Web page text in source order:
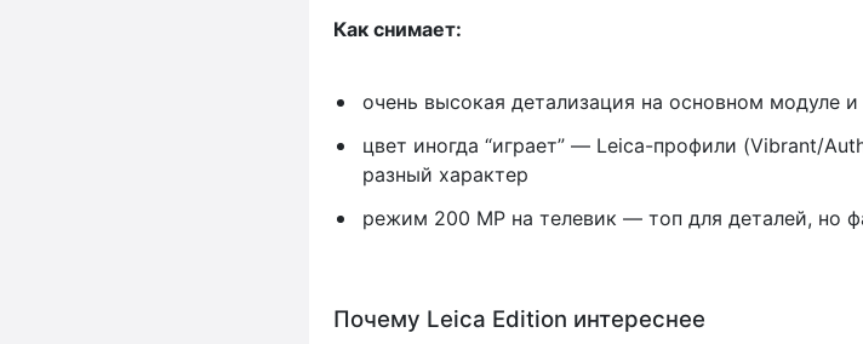
Как снимает:
очень высокая детализация на основном модуле и
цвет иногда “играет” — Leica-профили (Vibrant/
разный характер
режим 200 MP на телевик — топ для деталей, но
Почему Leica Edition интереснее